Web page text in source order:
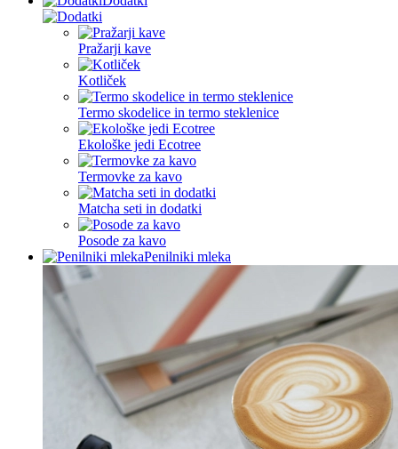
Pražarji kave
Kotliček
Termo skodelice in termo steklenice
Ekološke jedi Ecotree
Termovke za kavo
Matcha seti in dodatki
Posode za kavo
Penilniki mleka